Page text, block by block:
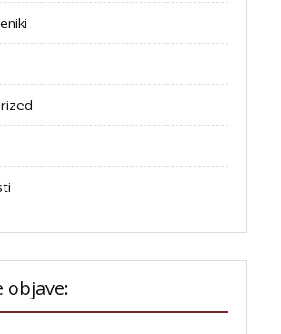
objave: